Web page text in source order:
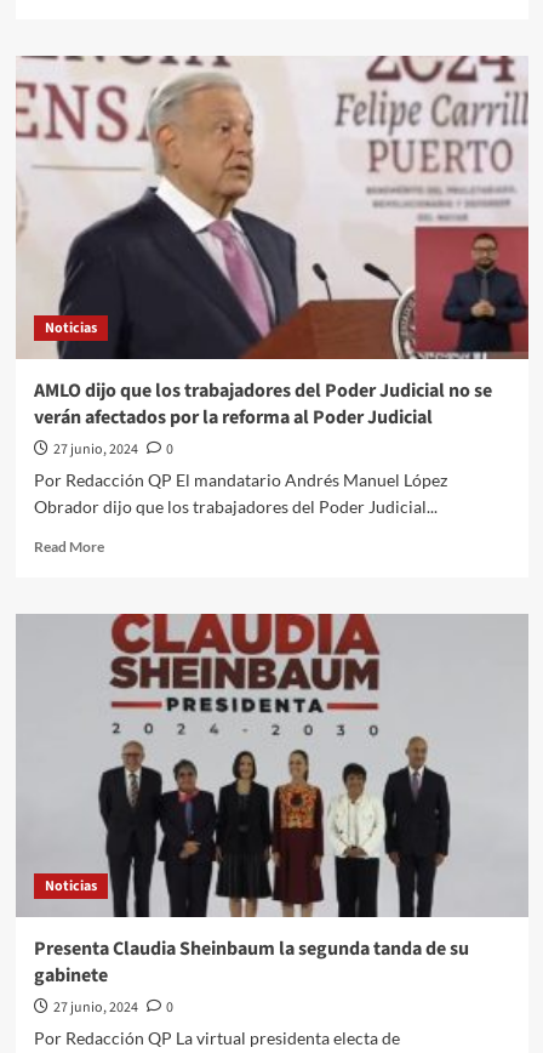
López
Obrador
pide
a
Trump
y
no
y
asegura
que
hay
un
Noticias
AMLO dijo que los trabajadores del Poder Judicial no se
verán afectados por la reforma al Poder Judicial
27 junio, 2024
0
Por Redacción QP El mandatario Andrés Manuel López
Obrador dijo que los trabajadores del Poder Judicial...
Read MoreRead
AMLO
dijo
que
los
trabajadores
del
Poder
Judicial
se
verán
afectados
por
la
al
Poder
Judicial
Noticias
Presenta Claudia Sheinbaum la segunda tanda de su
gabinete
27 junio, 2024
0
Por Redacción QP La virtual presidenta electa de